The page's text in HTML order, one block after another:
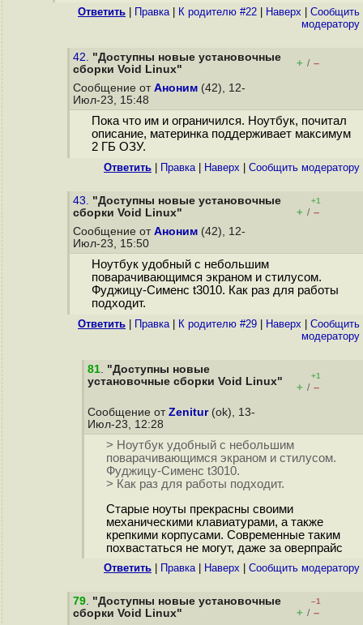
Ответить Правка| К родителю #22 Наверх
Cообщить
модератору
42. "Доступны новые установочные
сборки Void Linux"
+ / –
Сообщение от Аноним (42), 12-
Июл-23, 15:48
Пока что им и ограничился. Ноутбук, почитал
описание, материнка поддерживает максимум
2 ГБ ОЗУ.
Ответить Правка| Наверх Cообщить модератору
43. "Доступны новые установочные
сборки Void Linux"
+1
+ / –
Сообщение от Аноним (42), 12-
Июл-23, 15:50
Ноутбук удобный с небольшим
поварачивающимся экраном и стилусом.
Фуджицу-Сименс t3010. Как раз для работы
подходит.
Ответить Правка| К родителю #29 Наверх
Cообщить
модератору
81. "Доступны новые
установочные сборки Void Linux"
+1
+ / –
Сообщение от Zenitur(ok), 13-
Июл-23, 12:28
> Ноутбук удобный с небольшим
поварачивающимся экраном и стилусом.
Фуджицу-Сименс t3010.
> Как раз для работы подходит.
Старые ноуты прекрасны своими
механическими клавиатурами, а также
крепкими корпусами. Современные таким
похвастаться не могут, даже за оверпрайс
Ответить Правка| Наверх Cообщить модератору
79. "Доступны новые установочные
сборки Void Linux"
–1
+ / –